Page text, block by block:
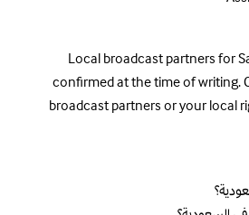
Local broadcast partners for
confirmed at the time of writing.
broadcast partners or your local